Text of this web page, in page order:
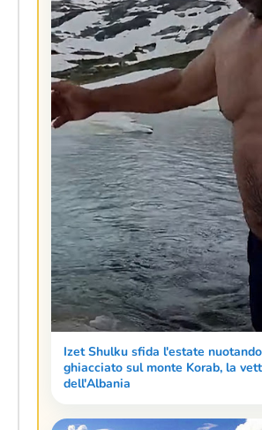
Izet Shulku sfida l'estate
ghiacciato sul monte Korab, la
dell'Albania